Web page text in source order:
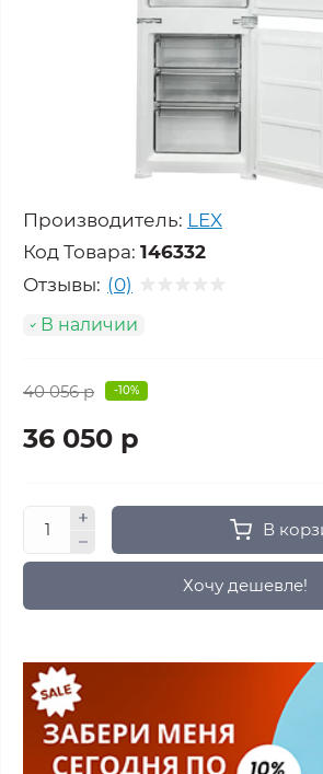
Производитель: LEX
Код Товара: 146332
Отзывы: (0)
В наличии
40 056 р -10%
36 050 р
В
Хочу дешевле!